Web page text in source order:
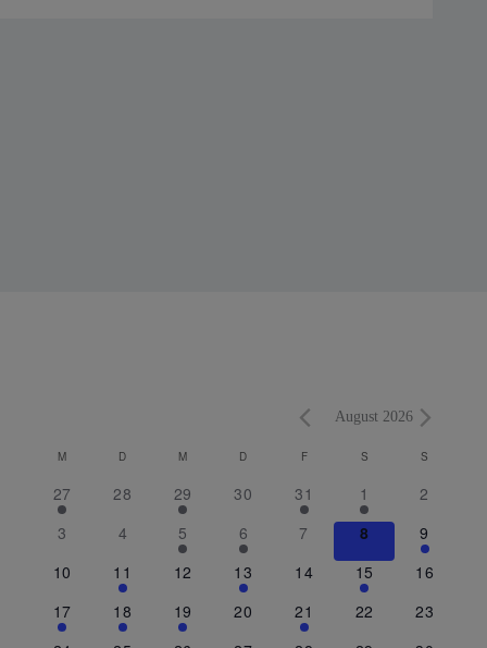
August 2026
M D M D F S S
27 28 29 30 31 1
2
3
4 5 6 7 8
9
10
11 12 13 14 15
16
17
18 19 20 21 22
23